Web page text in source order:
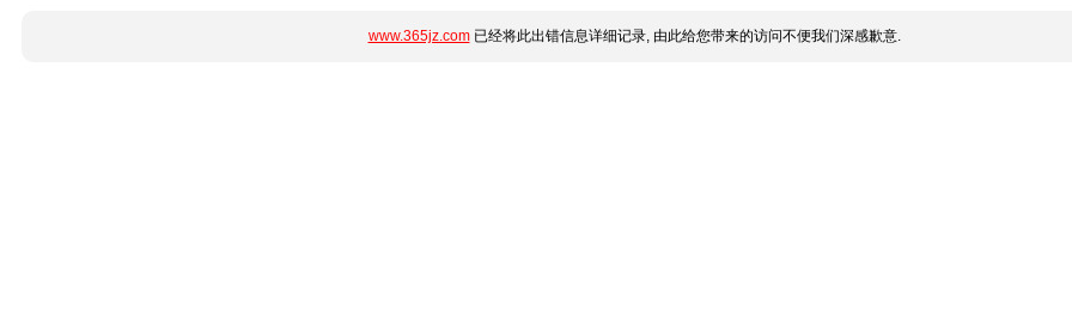
www.365jz.com已经将此出错信息详细记录, 由此给您带来的访问不便我们深感歉意.